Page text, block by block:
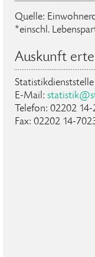
Quelle:
*einschl.
Auskunft
Statistikdienststelle
E-Mail:
Telefon: 02202
Fax: 02202 14-